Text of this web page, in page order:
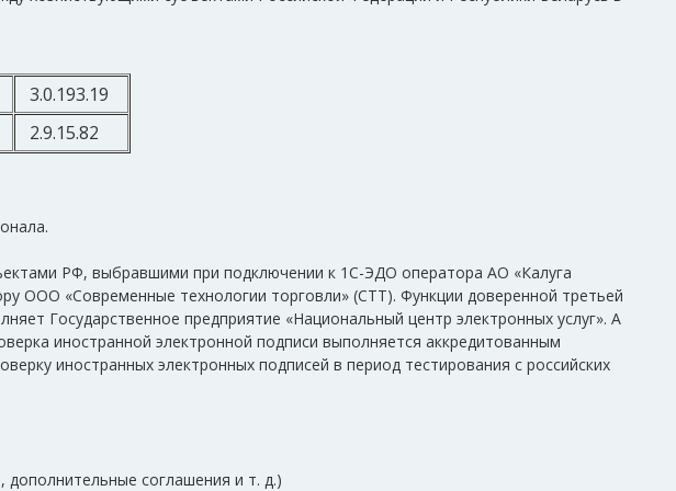
3.0.193.19
2.9.15.82
РФ, выбравшими при подключении к 1С-ЭДО оператора АО «Калуга
ООО «Современные технологии торговли» (СТТ). Функции доверенной третьей
Государственное предприятие «Национальный центр электронных услуг». А
иностранной электронной подписи выполняется аккредитованным
иностранных электронных подписей в период тестирования с российских
соглашения и т. д.)